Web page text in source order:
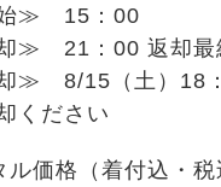
≫ 15：00
≫ 21：00 返却最
≫ 8/15（土）18
ください
価格（着付込・税